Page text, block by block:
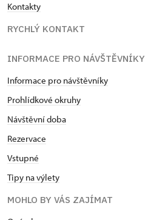
Kontakty
RYCHLÝ KONTAKT
INFORMACE PRO NÁVŠTĚVNÍKY
Informace pro návštěvníky
Prohlídkové okruhy
Návštěvní doba
Rezervace
Vstupné
Tipy na výlety
MOHLO BY VÁS ZAJÍMAT